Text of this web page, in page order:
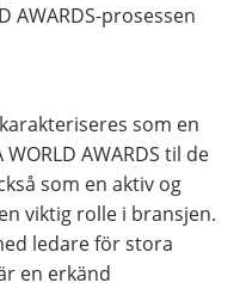
AWARDS-prosessen
som en
AWARDS til de
som en aktiv og
viktig rolle i bransjen.
ledare för stora
en erkänd